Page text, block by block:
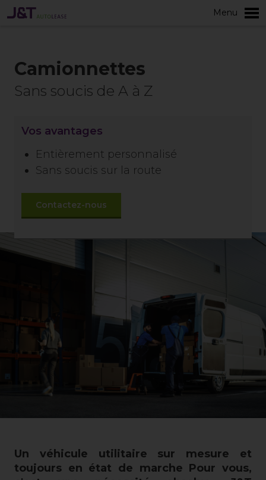
Menu
Camionnettes
Sans soucis de A à Z
Vos avantages
Entièrement personnalisé
Sans soucis sur la route
Contactez-nous
Un véhicule utilitaire sur mesure et
toujours en état de marche Pour vous,